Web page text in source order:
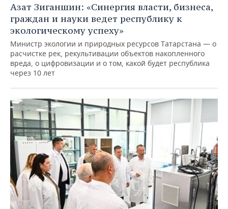
Азат Зиганшин: «Синергия власти, бизнеса,
граждан и науки ведет республику к
экологическому успеху»
Министр экологии и природных ресурсов Татарстана — о
расчистке рек, рекультивации объектов накопленного
вреда, о цифровизации и о том, какой будет республика
через 10 лет